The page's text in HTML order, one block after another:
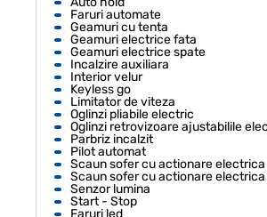
Faruri automate
Geamuri cu tenta
Geamuri electrice fata
Geamuri electrice spate
Incalzire auxiliara
Interior velur
Keyless go
Limitator de viteza
Oglinzi pliabile electric
Oglinzi retrovizoare ajustabilile
Parbriz incalzit
Pilot automat
Scaun sofer cu actionare electrica
Scaun sofer cu actionare electrica
Senzor lumina
Start - Stop
Faruri led